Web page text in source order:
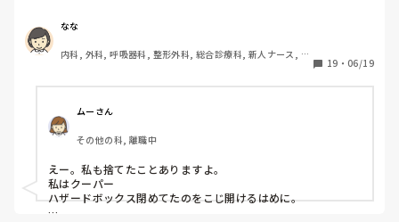
ゴミと一緒に、ノリで鑷子達を捨てました。。
患者に使用した物品は使い捨て、という認識が頭の中にあっ
て…。
プリセプターに
「普通鑷子捨てる！？明らかに使い捨てて良いような安物じ
ゃないよね？」
「そんなミスした新人、あなたが初めてだよ」
と言われました。。
たしかに、よくよく考えてみれば
手術室で使った物品も全部滅菌して使いまわすし、
なな
内科, 外科, 呼吸器科, 整形外科, 総合診療科, 新人ナース, 脳
19 ・ 06/19
ムーさん
その他の科, 離職中
えー。私も捨てたことありますよ。
私はクーパー
ハザードボックス閉めてたのをこじ開けるはめに。